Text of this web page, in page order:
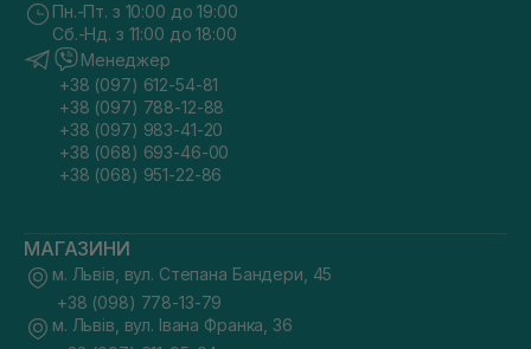
Пн.-Пт. з 10:00 до 19:00
Сб.-Нд. з 11:00 до 18:00
Менеджер
+38 (097) 612-54-81
+38 (097) 788-12-88
+38 (097) 983-41-20
+38 (068) 693-46-00
+38 (068) 951-22-86
МАГАЗИНИ
м. Львів, вул. Степана Бандери, 45
+38 (098) 778-13-79
м. Львів, вул. Івана Франка, 36